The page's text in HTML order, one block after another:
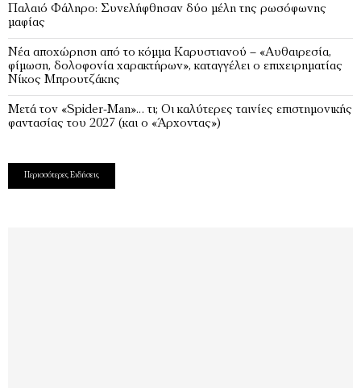
Παλαιό Φάληρο: Συνελήφθησαν δύο μέλη της ρωσόφωνης
μαφίας
Νέα αποχώρηση από το κόμμα Καρυστιανού – «Αυθαιρεσία,
φίμωση, δολοφονία χαρακτήρων», καταγγέλει ο επιχειρηματίας
Νίκος Μπρουτζάκης
Μετά τον «Spider-Man»… τι; Oι καλύτερες ταινίες επιστημονικής
φαντασίας του 2027 (και ο «Άρχοντας»)
Περισσότερες Ειδήσεις